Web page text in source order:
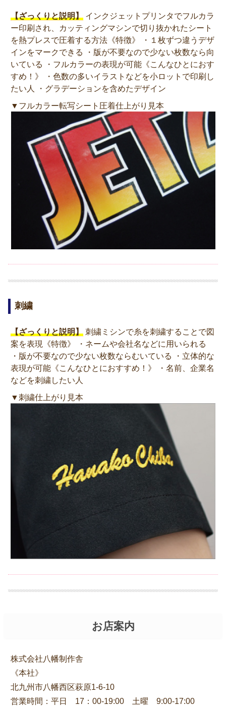
【ざっくりと説明】 インクジェットプリンタでフルカラ
ー印刷され、カッティングマシンで切り抜かれたシート
を熱プレスで圧着する方法《特徴》 ・１枚ずつ違うデザ
インをマークできる ・版が不要なので少ない枚数なら向
いている ・フルカラーの表現が可能《こんなひとにおす
すめ！》 ・色数の多いイラストなどを小ロットで印刷し
たい人 ・グラデーションを含めたデザイン
▼フルカラー転写シート圧着仕上がり見本
刺繍
【ざっくりと説明】 刺繍ミシンで糸を刺繍することで図
案を表現《特徴》 ・ネームや会社名などに用いられる
・版が不要なので少ない枚数ならむいている ・立体的な
表現が可能《こんなひとにおすすめ！》 ・名前、企業名
などを刺繍したい人
▼刺繍仕上がり見本
お店案内
株式会社八幡制作舎
《本社》
北九州市八幡西区萩原1-6-10
営業時間：平日 17：00-19:00 土曜 9:00-17:00